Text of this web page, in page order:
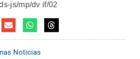
js/mp/dv if/02
Noticias